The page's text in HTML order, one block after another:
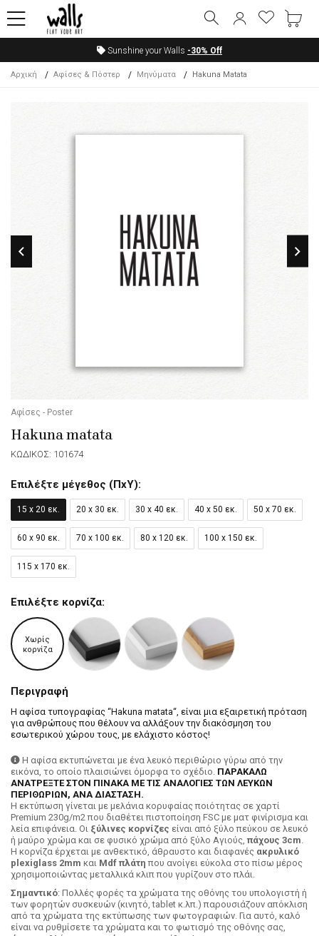
Sunshine your Walls -30% Off
Αρχική Αφίσες & Πόστερ Μηνύματα Hakuna Matata
Αφίσες - Poster
Hakuna matata
ΚΩΔΙΚΟΣ: 101674
Επιλέξτε μέγεθος (ΠxΥ):
15 x 20 εκ. 20 x 30 εκ. 30 x 40 εκ. 40 x 50 εκ. 50 x 70 εκ.
60 x 90 εκ. 70 x 100 εκ. 80 x 120 εκ. 100 x 150 εκ.
115 x 170 εκ.
Επιλέξτε κορνίζα:
Χωρίς
κορνίζα
Περιγραφή
Η αφίσα τυπογραφίας “Hakuna matata“, είναι μια εξαιρετική πρόταση
για ανθρώπους που θέλουν να αλλάξουν την διακόσμηση του
εσωτερικού χώρου τους, με ελάχιστο κόστος!
Η αφίσα εκτυπώνεται με ένα λευκό περιθώριο γύρω από την
εικόνα, το οποίο πλαισιώνει όμορφα το σχέδιο. ΠΑΡΑΚΑΛΩ
ΑΝΑΤΡΕΞΤΕ ΣΤΟΝ ΠΙΝΑΚΑ ΜΕ ΤΙΣ ΑΝΑΛΟΓΙΕΣ ΤΩΝ ΛΕΥΚΩΝ
ΠΕΡΙΘΩΡΙΩΝ, ΑΝΑ ΔΙΑΣΤΑΣΗ.
H εκτύπωση γίνεται με μελάνια κορυφαίας ποιότητας σε χαρτί
Premium 230g/m2 που διαθέτει πιστοποίηση FSC με ματ φινίρισμα και
λεία επιφάνεια. Οι ξύλινες κορνίζες είναι από ξύλο πεύκου σε λευκό
ή μαύρο χρώμα και σε φυσικό χρώμα από ξύλο Αγιούς, πάχους 3cm.
Η κορνίζα έρχεται με ανθεκτικό, άθραυστο και διαφανές ακρυλικό
plexiglass 2mm και Mdf πλάτη που ανοίγει εύκολα στο πίσω μέρος
χρησιμοποιώντας μεταλλικά κλιπ που γυρίζουν στο πλάι.
Σημαντικό: Πολλές φορές τα χρώματα της οθόνης του υπολογιστή ή
των φορητών συσκευών (κινητό, tablet κ.λπ.) παρουσιάζουν απόκλιση
από τα χρώματα της εκτύπωσης των φωτογραφιών. Για αυτό, καλό
είναι να ρυθμίσετε τα χρώματα και το φωτισμό της οθόνης σας,